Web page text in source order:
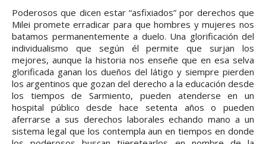
Poderosos que dicen estar “asfixiados” por derechos que
Milei promete erradicar para que hombres y mujeres nos
batamos permanentemente a duelo. Una glorificación del
individualismo que según él permite que surjan los
mejores, aunque la historia nos enseñe que en esa selva
glorificada ganan los dueños del látigo y siempre pierden
los argentinos que gozan del derecho a la educación desde
los tiempos de Sarmiento, pueden atenderse en un
hospital público desde hace setenta años o pueden
aferrarse a sus derechos laborales echando mano a un
sistema legal que los contempla aun en tiempos en donde